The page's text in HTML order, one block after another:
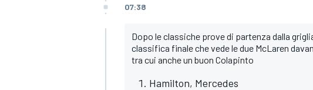
07:38
Dopo le classiche prove di partenza dalla
classifica finale che vede le due McLaren
tra cui anche un buon Colapinto
Hamilton, Mercedes